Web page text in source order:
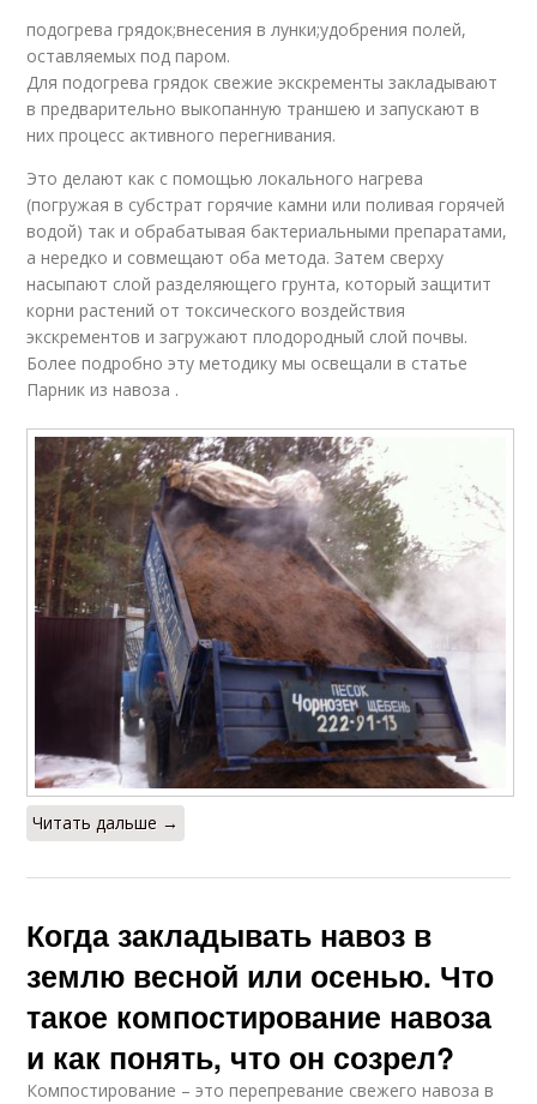
подогрева грядок;внесения в лунки;удобрения полей,
оставляемых под паром.
Для подогрева грядок свежие экскременты закладывают
в предварительно выкопанную траншею и запускают в
них процесс активного перегнивания.
Это делают как с помощью локального нагрева
(погружая в субстрат горячие камни или поливая горячей
водой) так и обрабатывая бактериальными препаратами,
а нередко и совмещают оба метода. Затем сверху
насыпают слой разделяющего грунта, который защитит
корни растений от токсического воздействия
экскрементов и загружают плодородный слой почвы.
Более подробно эту методику мы освещали в статье
Парник из навоза .
Читать дальше →
Когда закладывать навоз в
землю весной или осенью. Что
такое компостирование навоза
и как понять, что он созрел?
Компостирование – это перепревание свежего навоза в